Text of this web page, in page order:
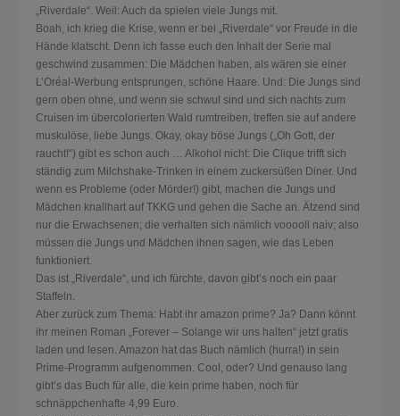
„Riverdale“. Weil: Auch da spielen viele Jungs mit.
Boah, ich krieg die Krise, wenn er bei „Riverdale“ vor Freude in die
Hände klatscht. Denn ich fasse euch den Inhalt der Serie mal
geschwind zusammen: Die Mädchen haben, als wären sie einer
L’Oréal-Werbung entsprungen, schöne Haare. Und: Die Jungs sind
gern oben ohne, und wenn sie schwul sind und sich nachts zum
Cruisen im übercolorierten Wald rumtreiben, treffen sie auf andere
muskulöse, liebe Jungs. Okay, okay böse Jungs („Oh Gott, der
raucht!“) gibt es schon auch … Alkohol nicht: Die Clique trifft sich
ständig zum Milchshake-Trinken in einem zuckersüßen Diner. Und
wenn es Probleme (oder Mörder!) gibt, machen die Jungs und
Mädchen knallhart auf TKKG und gehen die Sache an. Ätzend sind
nur die Erwachsenen; die verhalten sich nämlich vooooll naiv; also
müssen die Jungs und Mädchen ihnen sagen, wie das Leben
funktioniert.
Das ist „Riverdale“, und ich fürchte, davon gibt’s noch ein paar
Staffeln.
Aber zurück zum Thema: Habt ihr amazon prime? Ja? Dann könnt
ihr meinen Roman „Forever – Solange wir uns halten“ jetzt gratis
laden und lesen. Amazon hat das Buch nämlich (hurra!) in sein
Prime-Programm aufgenommen. Cool, oder? Und genauso lang
gibt’s das Buch für alle, die kein prime haben, noch für
schnäppchenhafte 4,99 Euro.